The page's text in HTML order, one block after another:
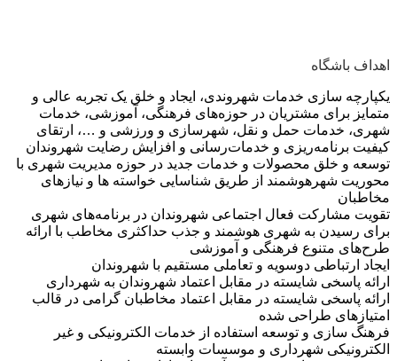
اهداف باشگاه
یکپارچه ‌سازی خدمات شهروندی، ایجاد و خلق یک تجربه عالی و
متمایز برای مشتریان در حوزه‌های فرهنگی، آموزشی، خدمات
شهری، خدمات حمل و نقل، شهرسازی و ورزشی و …، ارتقای
کیفیت برنامه‌ریزی و خدمات‌رسانی و افزایش رضایت شهروندان
توسعه و خلق محصولات و خدمات جدید در حوزه مدیریت شهری با
محوریت شهرهوشمند از طریق شناسایی خواسته ها و نیازهای
مخاطبان
تقویت مشارکت فعال اجتماعی شهروندان در برنامه‌های شهری
برای رسیدن به شهری هوشمند و جذب حداکثری مخاطب با ارائه
طرح‌های متنوع فرهنگی و آموزشی
ایجاد ارتباطی دوسویه و تعاملی مستقیم با شهروندان
ارائه پاسخی شایسته در مقابل اعتماد شهروندان به شهرداری
ارائه پاسخی شایسته در مقابل اعتماد مخاطبان گرامی در قالب
امتیازهای طراحی شده
فرهنگ سازی و توسعه استفاده از خدمات الکترونیکی و غیر
الکترونیکی شهرداری و موسسات وابسته